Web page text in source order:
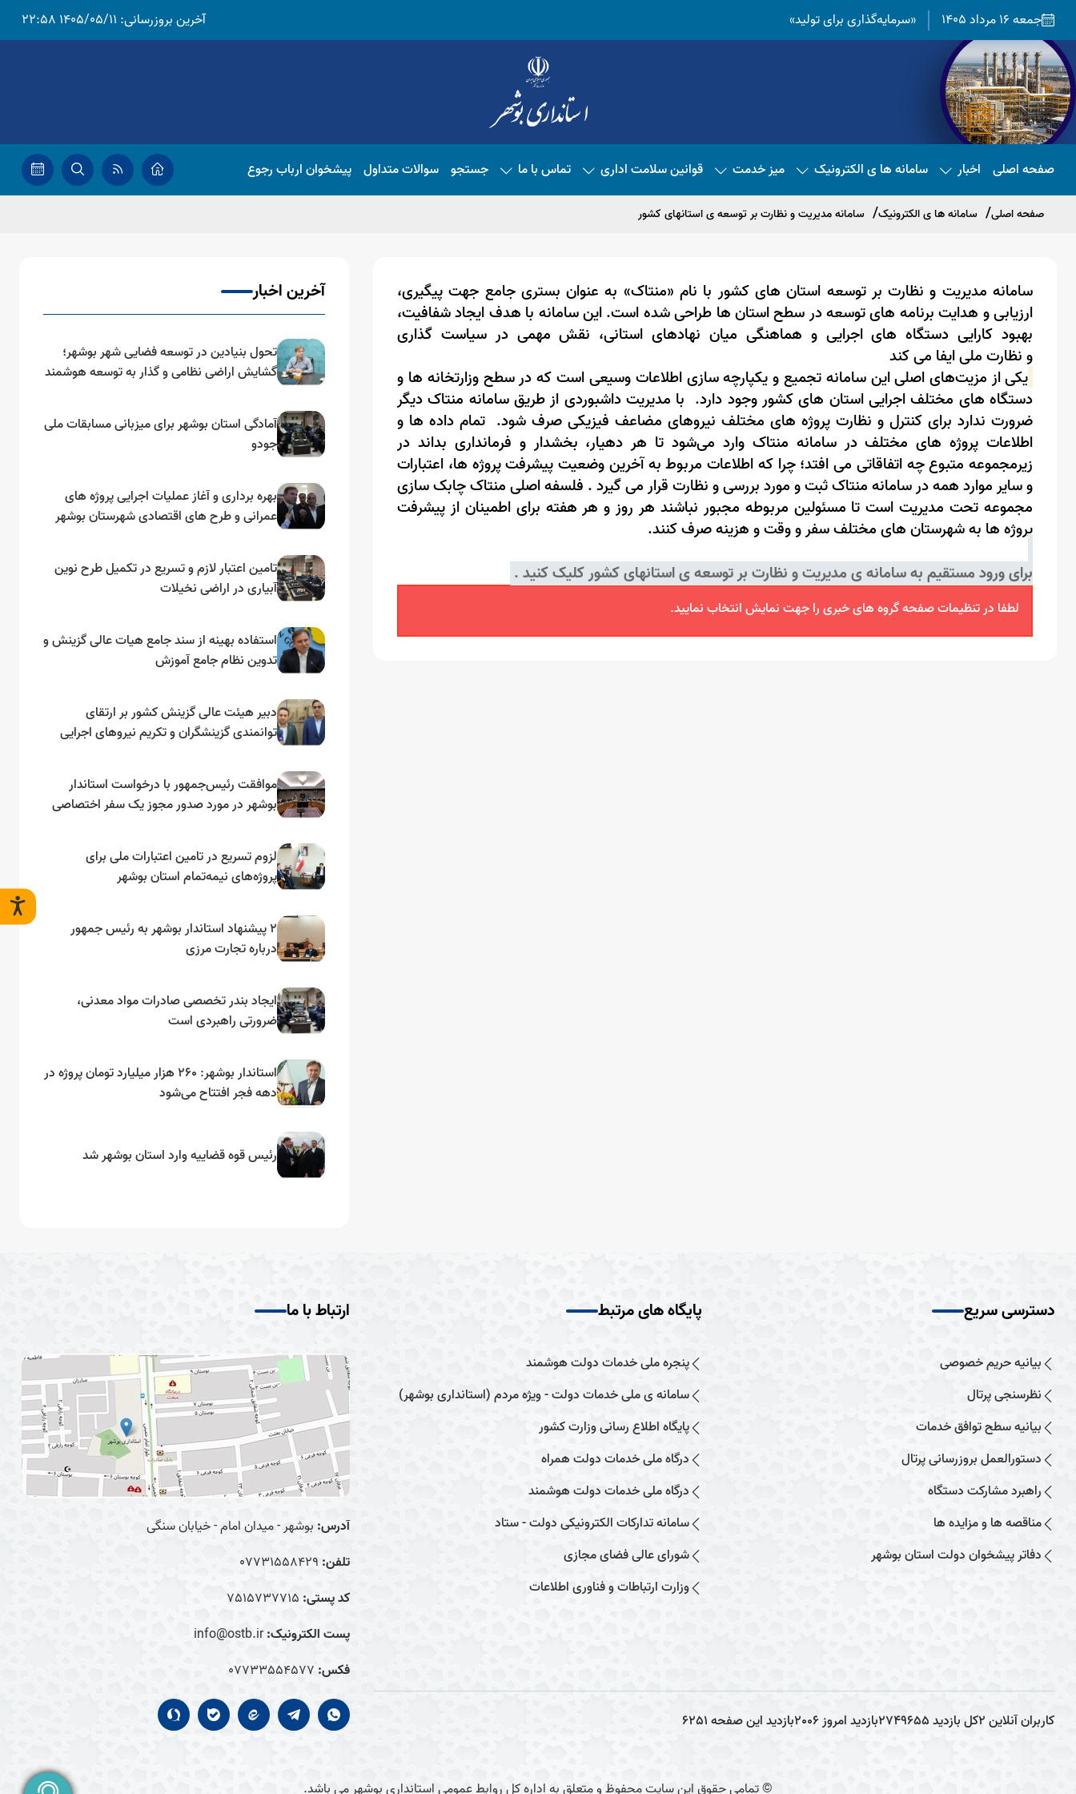
جمعه 16 مرداد 1405 «سرمایه‌گذاری برای تولید» آخرین بروزرسانی: 1405/05/11 22:58
صفحه اصلی اخبار سامانه ها ی الکترونیک میز خدمت قوانین سلامت اداری تماس با ما جستجو سوالات متداول پیشخوان ارباب رجوع
صفحه اصلی سامانه ها ی الکترونیک سامانه مدیریت و نظارت بر توسعه ی استانهای کشور
سامانه مدیریت و نظارت برتوسعه استان های کشوربا نام «منتاک» به عنوان بستری جامع جهت پیگیری،
ارزیابی و هدایت برنامه هایتوسعهدر سطحاستان ها طراحی شده است. اینسامانه با هدف ایجاد شفافیت،
بهبود کارایی دستگاه های اجرایی و هماهنگی میان نهادهای استانی، نقش مهمی در سیاست گذاری
و نظارت ملی ایفا می کند
یکی از مزیت‌های اصلی این سامانه تجمیع و یکپارچه سازی اطلاعات وسیعی است که در سطح وزارتخانه ها و
دستگاه های مختلف اجرایی استان های کشور وجود دارد. با مدیریت داشبوردی از طریق سامانه منتاک دیگر
ضرورت ندارد برای کنترل و نظارت پروژه های مختلف نیروهای مضاعف فیزیکی صرف شود. تمام داده ها و
اطلاعات پروژه های مختلف در سامانه منتاک وارد می‌شود تا هر دهیار، بخشدار و فرمانداری بداند در
زیرمجموعه متبوع چه اتفاقاتی می افتد؛ چرا که اطلاعات مربوط به آخرین وضعیت پیشرفت پروژه ها، اعتبارات
و سایر موارد همه در سامانه منتاک ثبت و مورد بررسی و نظارت قرار می گیرد . فلسفه اصلی منتاک چابک سازی
مجموعه تحت مدیریت است تا مسئولین مربوطه مجبور نباشند هر روز و هر هفته برای اطمینان از پیشرفت
پروژه ها به شهرستان های مختلف سفر و وقت و‌ هزینه صرف کنند.
برای ورود مستقیم بهسامانه ی مدیریت و نظارت بر توسعه ی استانهای کشورکلیک کنید .
لطفا در تنظیمات صفحه گروه های خبری را جهت نمایش انتخاب نمایید.
آخرین اخبار
تحول بنیادین در توسعه فضایی شهر بوشهر؛
گشایش اراضی نظامی و گذار به توسعه هوشمند
آمادگی استان بوشهر برای میزبانی مسابقات ملی
جودو
بهره برداری و آغاز عملیات اجرایی پروژه های
عمرانی و طرح های اقتصادی شهرستان بوشهر
تامین اعتبار لازم و تسریع در تکمیل طرح نوین
آبیاری در اراضی نخیلات
استفاده بهینه از سند جامع هیات عالی گزینش و‌
تدوین نظام جامع آموزش
دبیر هیئت عالی گزینش کشور بر ارتقای
توانمندی گزینشگران و تکریم نیروهای اجرایی
موافقت رئیس‌جمهور با درخواست استاندار
بوشهر در مورد صدور مجوز یک سفر اختصاصی
لزوم تسریع در تامین اعتبارات ملی برای
پروژه‌های نیمه‌تمام استان بوشهر
۲ پیشنهاد استاندار بوشهر به رئیس جمهور
درباره تجارت مرزی
ایجاد بندر تخصصی صادرات مواد معدنی،
ضرورتی راهبردی است
استاندار بوشهر: ۲۶۰ هزار میلیارد تومان پروژه در
دهه فجر افتتاح می‌شود
رئیس قوه قضاییه وارد استان بوشهر شد
دسترسی سریع
بیانیه حریم خصوصی
نظرسنجی پرتال
بیانیه سطح توافق خدمات
دستورالعمل بروزرسانی پرتال
راهبرد مشارکت دستگاه
مناقصه ها و مزایده ها
دفاتر پیشخوان دولت استان بوشهر
پایگاه های مرتبط
پنجره ملی خدمات دولت هوشمند
سامانه ی ملی خدمات دولت - ویژه مردم (استانداری بوشهر)
پایگاه اطلاع رسانی وزارت کشور
درگاه ملی خدمات دولت همراه
درگاه ملی خدمات دولت هوشمند
سامانه تدارکات الکترونیکی دولت - ستاد
شورای عالی فضای مجازی
وزارت ارتباطات و فناوری اطلاعات
ارتباط با ما
آدرس: بوشهر - میدان امام - خیابان سنگی
تلفن: 07731558429
کد پستی: 7515737715
پست الکترونیک:info@ostb.ir
فکس: 07733554577
کاربران آنلاین2کل بازدید2749655بازدید امروز2006بازدید این صفحه6251
© تمامی حقوق این سایت محفوظ و متعلق به اداره کل روابط عمومی استانداری بوشهر می باشد.